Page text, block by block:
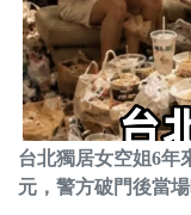
台北獨居女空姐6年
元，警方破門後當